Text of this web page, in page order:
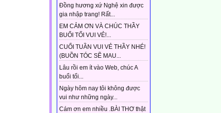
Đồng hương xứ Nghệ xin được
gia nhập trang! Rất...
EM CẢM ƠN VÀ CHÚC THẦY
BUỔI TỐI VUI VẺ!...
CUỐI TUẦN VUI VẺ THẦY NHÉ!
(BUỒN TÓC SẼ MAU...
Lâu rồi em ít vào Web, chúc A
buổi tối...
Ngày hôm nay tôi không được
vui như những ngày...
Cám ơn em nhiều .BÀI THƠ thật